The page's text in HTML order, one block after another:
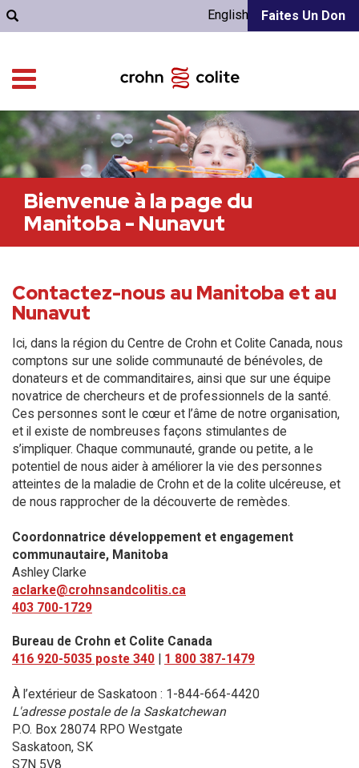
Faites Un Don
English
Bienvenue à la page du
Manitoba - Nunavut
Contactez-nous au Manitoba et au
Nunavut
Ici, dans la région du Centre de Crohn et Colite Canada, nous
comptons sur une solide communauté de bénévoles, de
donateurs et de commanditaires, ainsi que sur une équipe
novatrice de chercheurs et de professionnels de la santé.
Ces personnes sont le cœur et l’âme de notre organisation,
et il existe de nombreuses façons stimulantes de
s’impliquer. Chaque communauté, grande ou petite, a le
potentiel de nous aider à améliorer la vie des personnes
atteintes de la maladie de Crohn et de la colite ulcéreuse, et
de nous rapprocher de la découverte de remèdes.
Coordonnatrice développement et engagement
communautaire, Manitoba
Ashley Clarke
aclarke@crohnsandcolitis.ca
403 700-1729
Bureau de Crohn et Colite Canada
416 920-5035 poste 340 | 1 800 387-1479
À l’extérieur de Saskatoon : 1-844-664-4420
L'adresse postale de la Saskatchewan
P.O. Box 28074 RPO Westgate
Saskatoon, SK
S7N 5V8